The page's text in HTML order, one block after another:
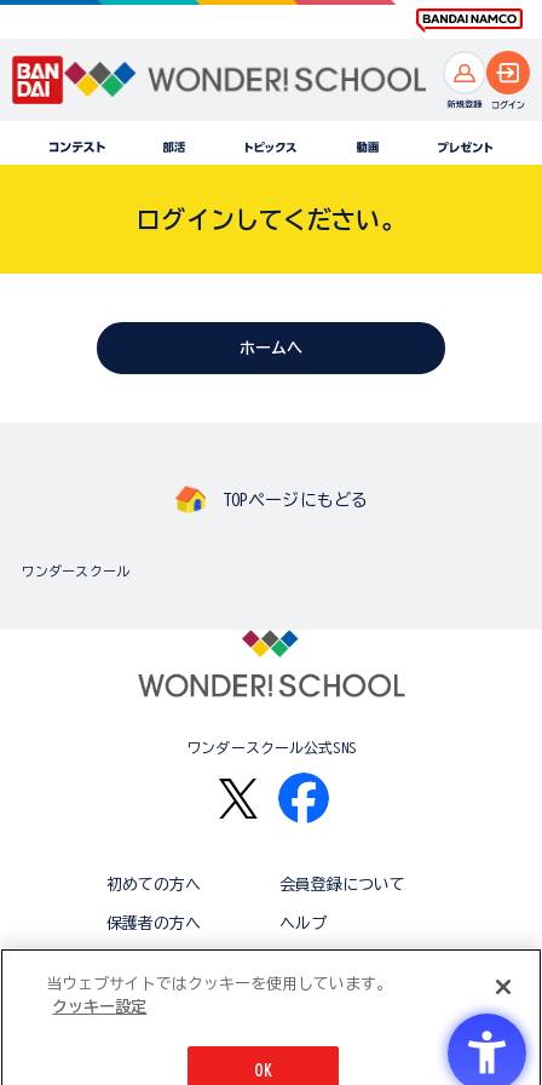
ログインしてください。
ホームへ
TOPページにもどる
ワンダースクール
ワンダースクール公式SNS
初めての方へ 会員登録について
保護者の方へ ヘルプ
© BANDAI CO.,LTD 2015 ALL RIGHTS RESERVED
当ウェブサイトではクッキーを使用しています。
クッキー設定
OK